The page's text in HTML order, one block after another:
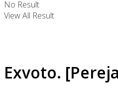
No Result
View All Result
Exvoto.